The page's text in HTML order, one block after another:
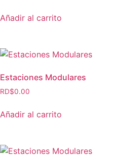
Añadir al carrito
Estaciones Modulares
RD$0.00
Añadir al carrito